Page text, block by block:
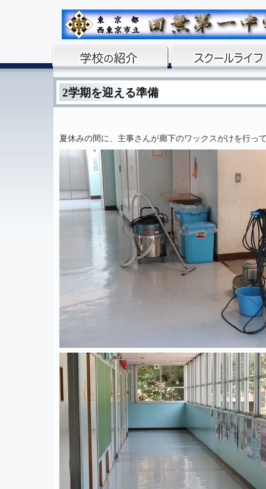
2学期を迎える準備
夏休みの間に、主事さんが廊下のワックスがけを行っ